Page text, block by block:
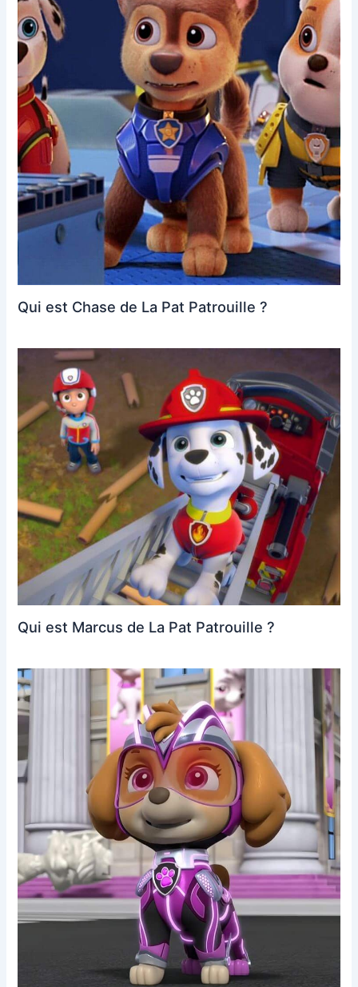
Qui est Chase de La Pat Patrouille ?
Qui est Marcus de La Pat Patrouille ?